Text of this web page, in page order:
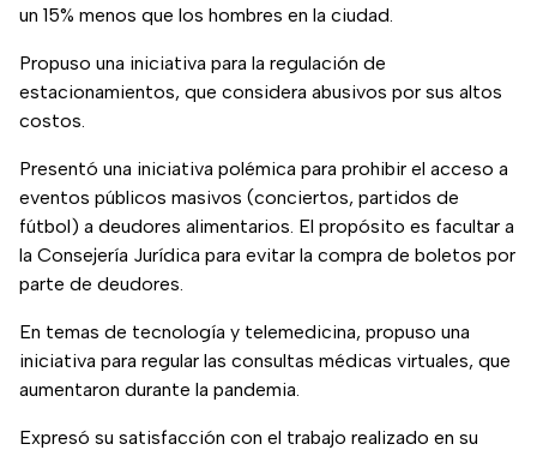
un 15% menos que los hombres en la ciudad.
Propuso una iniciativa para la regulación de
estacionamientos, que considera abusivos por sus altos
costos.
Presentó una iniciativa polémica para prohibir el acceso a
eventos públicos masivos (conciertos, partidos de
fútbol) a deudores alimentarios. El propósito es facultar a
la Consejería Jurídica para evitar la compra de boletos por
parte de deudores.
En temas de tecnología y telemedicina, propuso una
iniciativa para regular las consultas médicas virtuales, que
aumentaron durante la pandemia.
Expresó su satisfacción con el trabajo realizado en su